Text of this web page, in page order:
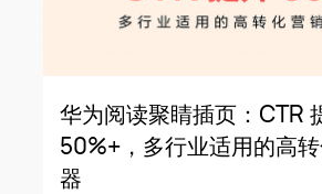
华为阅读聚睛插页：CTR
50%+，多行业适用的高
器